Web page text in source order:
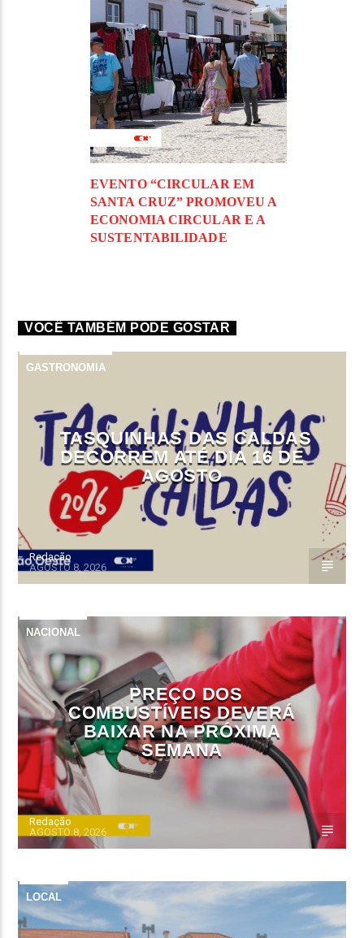
EVENTO “CIRCULAR EM
SANTA CRUZ” PROMOVEU A
ECONOMIA CIRCULAR E A
SUSTENTABILIDADE
VOCÊ TAMBÉM PODE GOSTAR
GASTRONOMIA
TASQUINHAS DAS CALDAS
DECORREM ATÉ DIA 16 DE
AGOSTO
Redação
AGOSTO 8, 2026
NACIONAL
PREÇO DOS
COMBUSTÍVEIS DEVERÁ
BAIXAR NA PRÓXIMA
SEMANA
Redação
AGOSTO 8, 2026
LOCAL